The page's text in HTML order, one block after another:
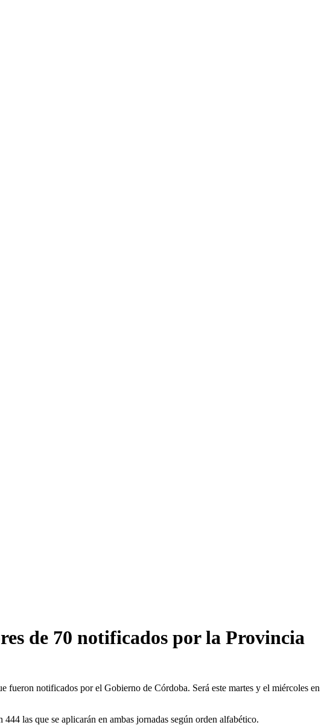
de 70 notificados por la Provincia
fueron notificados por el Gobierno de Córdoba. Será este martes y el miércoles en
las que se aplicarán en ambas jornadas según orden alfabético.